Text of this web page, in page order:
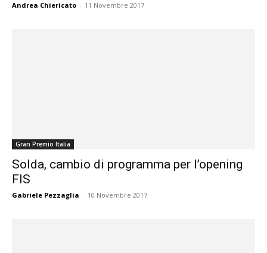
Andrea Chiericato - 11 Novembre 2017
Gran Premio Italia
Solda, cambio di programma per l’opening
FIS
Gabriele Pezzaglia - 10 Novembre 2017